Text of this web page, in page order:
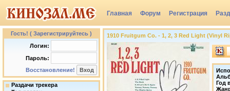
Главная Форум Регистрация
Группы
Гость! ( Зарегистрируйтесь )
Логин:
Пароль:
Восстановление!
Раздачи трекера
1910 Fruitgum Co. - 1, 2, 3 Red Light (Vinyl
Год